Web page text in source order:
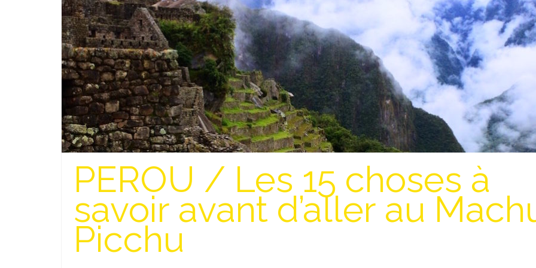
PEROU / Les 15 choses à
savoir avant d’aller au
Picchu